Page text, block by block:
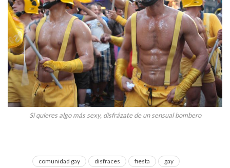
Si quieres algo más sexy, disfrázate de un sensual bombero
comunidad gay disfraces fiesta
gay